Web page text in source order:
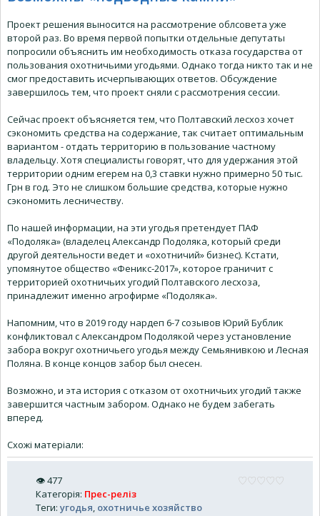
Проект решения выносится на рассмотрение облсовета уже
второй раз. Во время первой попытки отдельные депутаты
попросили объяснить им необходимость отказа государства от
пользования охотничьими угодьями. Однако тогда никто так и не
смог предоставить исчерпывающих ответов. Обсуждение
завершилось тем, что проект сняли с рассмотрения сессии.
Сейчас проект объясняется тем, что Полтавский лесхоз хочет
сэкономить средства на содержание, так считает оптимальным
вариантом - отдать территорию в пользование частному
владельцу. Хотя специалисты говорят, что для удержания этой
территории одним егерем на 0,3 ставки нужно примерно 50 тыс.
Грн в год. Это не слишком большие средства, которые нужно
сэкономить лесничеству.
По нашей информации, на эти угодья претендует ПАФ
«Подоляка» (владелец Александр Подоляка, который среди
другой деятельности ведет и «охотничий» бизнес). Кстати,
упомянутое общество «Феникс-2017», которое граничит с
территорией охотничьих угодий Полтавского лесхоза,
принадлежит именно агрофирме «Подоляка».
Напомним, что в 2019 году нардеп 6-7 созывов Юрий Бублик
конфликтовал с Александром Подолякой через установление
забора вокруг охотничьего угодья между Семьянивкою и Лесная
Поляна. В конце концов забор был снесен.
Возможно, и эта история с отказом от охотничьих угодий также
завершится частным забором. Однако не будем забегать
вперед.
Схожі матеріали:
👁477
Категорія: Прес-реліз
Теги: угодья охотничье хозяйство